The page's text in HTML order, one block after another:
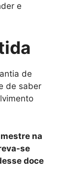
e
de
de saber
na
se
doce